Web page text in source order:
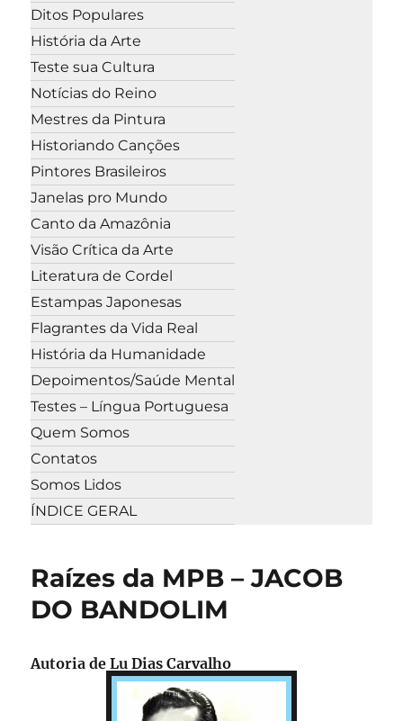
Ditos Populares
História da Arte
Teste sua Cultura
Notícias do Reino
Mestres da Pintura
Historiando Canções
Pintores Brasileiros
Janelas pro Mundo
Canto da Amazônia
Visão Crítica da Arte
Literatura de Cordel
Estampas Japonesas
Flagrantes da Vida Real
História da Humanidade
Depoimentos/Saúde Mental
Testes – Língua Portuguesa
Quem Somos
Contatos
Somos Lidos
ÍNDICE GERAL
Raízes da MPB – JACOB
DO BANDOLIM
Autoria de Lu Dias Carvalho